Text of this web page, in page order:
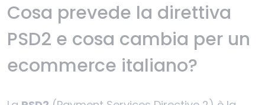
Cosa prevede la direttiva
PSD2 e cosa cambia per un
ecommerce italiano?